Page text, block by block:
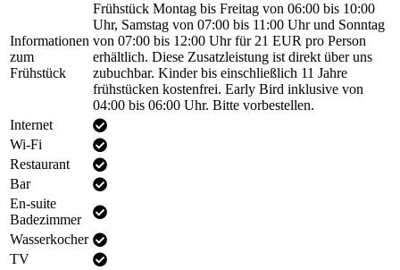
Informationen
zum
Frühstück
Frühstück Montag bis Freitag von 06:00 bis 10:00
Uhr, Samstag von 07:00 bis 11:00 Uhr und Sonntag
von 07:00 bis 12:00 Uhr für 21 EUR pro Person
erhältlich. Diese Zusatzleistung ist direkt über uns
zubuchbar. Kinder bis einschließlich 11 Jahre
frühstücken kostenfrei. Early Bird inklusive von
04:00 bis 06:00 Uhr. Bitte vorbestellen.
Internet
Wi-Fi
Restaurant
Bar
En-suite
Badezimmer
Wasserkocher
TV